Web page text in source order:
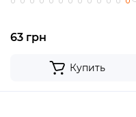
63 грн
Купить